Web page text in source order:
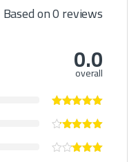
Based on 0 reviews
0.0
overall